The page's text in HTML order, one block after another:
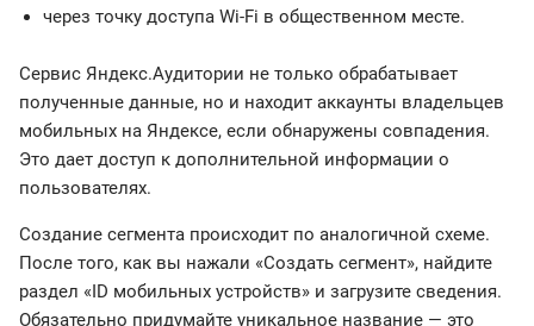
через точку доступа Wi-Fi в общественном месте.
Сервис Яндекс.Аудитории не только обрабатывает
полученные данные, но и находит аккаунты владельцев
мобильных на Яндексе, если обнаружены совпадения.
Это дает доступ к дополнительной информации о
пользователях.
Создание сегмента происходит по аналогичной схеме.
После того, как вы нажали «Создать сегмент», найдите
раздел «ID мобильных устройств» и загрузите сведения.
Обязательно придумайте уникальное название — это